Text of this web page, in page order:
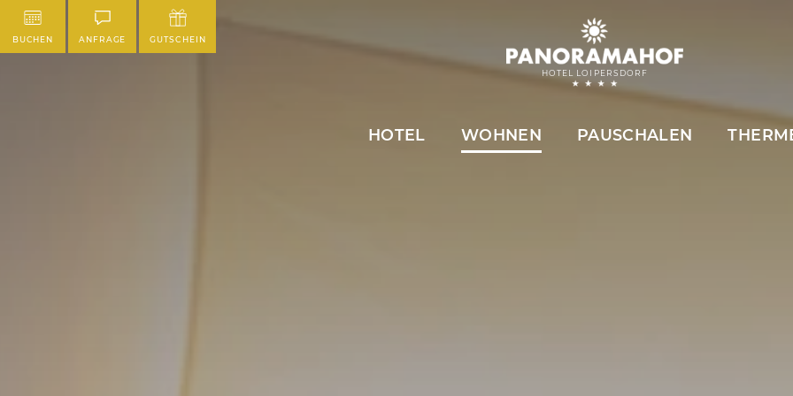
HOTEL LOIPERSDORF
BUCHEN ANFRAGE GUTSCHEIN
HOTEL WOHNEN PAUSCHALEN